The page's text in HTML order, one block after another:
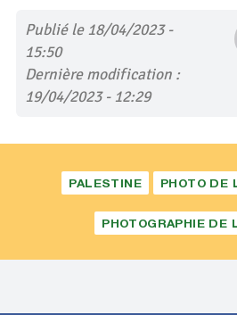
Publié le 18/04/2023 -
15:50
Dernière modification :
19/04/2023 - 12:29
PALESTINE PHOTO DE
PHOTOGRAPHIE DE